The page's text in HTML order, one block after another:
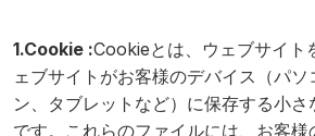
1.Cookie :Cookieとは、ウェブサイト
ェブサイトがお客様のデバイス（パソ
ン、タブレットなど）に保存する小
です。これらのファイルには、お客